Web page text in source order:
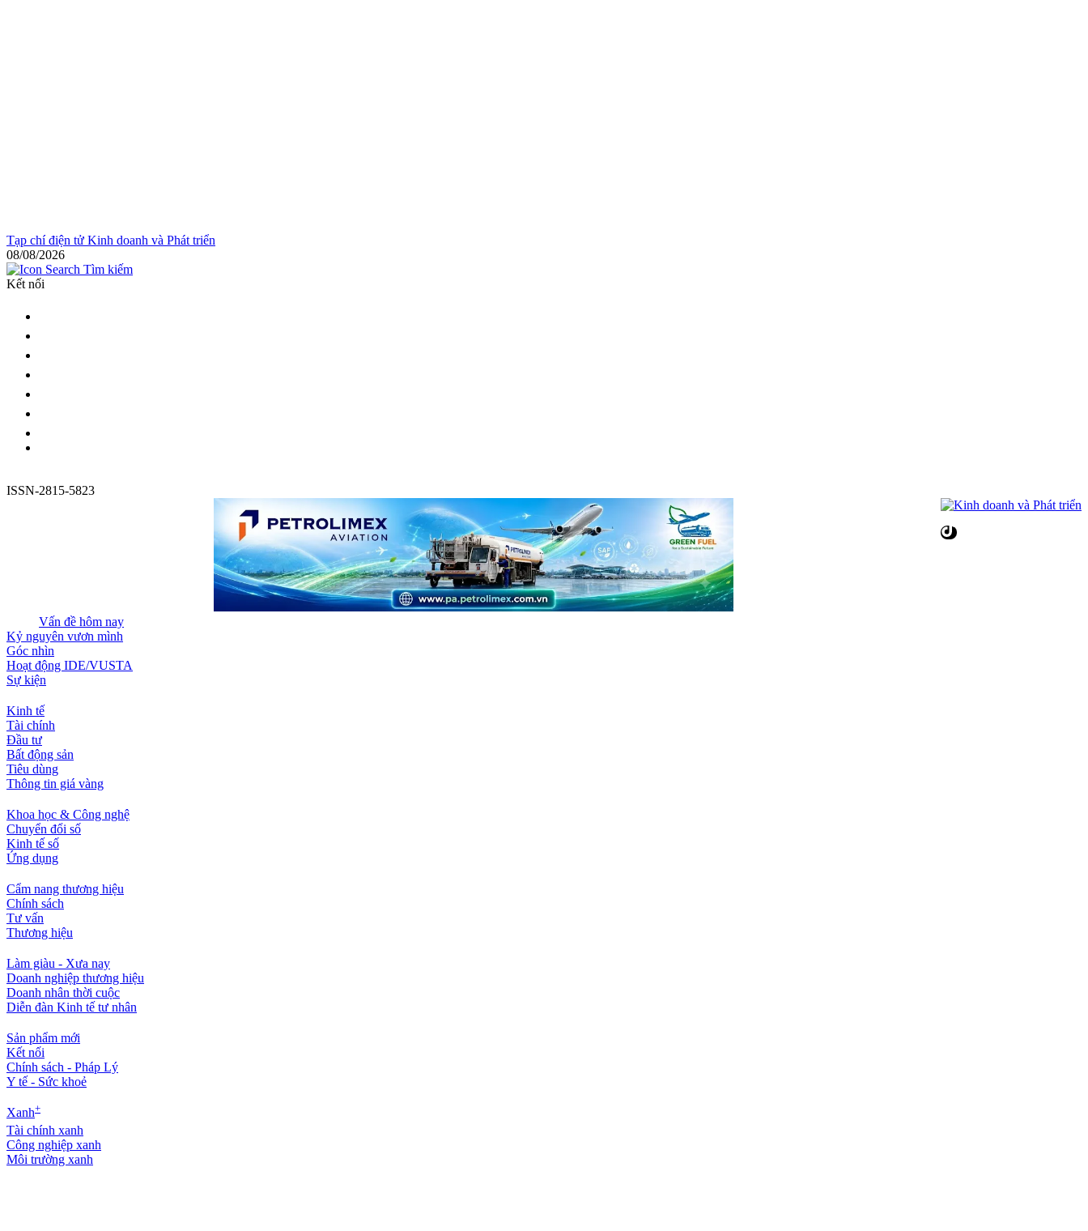
Tạp chí điện tử Kinh doanh và Phát triển
08/08/2026
Tìm kiếm
Kết nối
ISSN-2815-5823
Vấn đề hôm nay
Kỷ nguyên vươn mình
Góc nhìn
Hoạt động IDE/VUSTA
Sự kiện
Kinh tế
Tài chính
Đầu tư
Bất động sản
Tiêu dùng
Thông tin giá vàng
Khoa học & Công nghệ
Chuyển đổi số
Kinh tế số
Ứng dụng
Cẩm nang thương hiệu
Chính sách
Tư vấn
Thương hiệu
Làm giàu - Xưa nay
Doanh nghiệp thương hiệu
Doanh nhân thời cuộc
Diễn đàn Kinh tế tư nhân
Sản phẩm mới
Kết nối
Chính sách - Pháp Lý
Y tế - Sức khoẻ
Xanh+
Tài chính xanh
Công nghiệp xanh
Môi trường xanh